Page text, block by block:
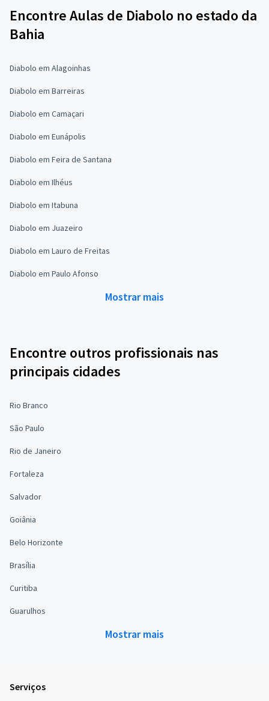
Encontre Aulas de Diabolo no estado da
Bahia
Diabolo em Alagoinhas
Diabolo em Barreiras
Diabolo em Camaçari
Diabolo em Eunápolis
Diabolo em Feira de Santana
Diabolo em Ilhéus
Diabolo em Itabuna
Diabolo em Juazeiro
Diabolo em Lauro de Freitas
Diabolo em Paulo Afonso
Mostrar mais
Encontre outros profissionais nas
principais cidades
Rio Branco
São Paulo
Rio de Janeiro
Fortaleza
Salvador
Goiânia
Belo Horizonte
Brasília
Curitiba
Guarulhos
Mostrar mais
Serviços